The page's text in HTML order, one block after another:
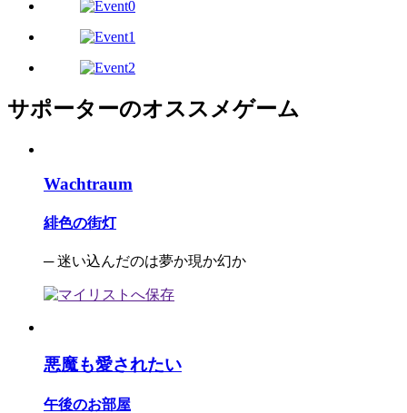
サポーターのオススメゲーム
Wachtraum
緋色の街灯
─ 迷い込んだのは夢か現か幻か
悪魔も愛されたい
午後のお部屋